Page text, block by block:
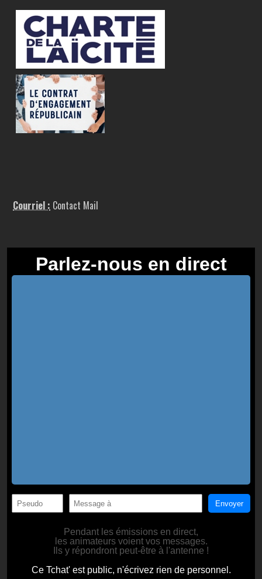
Courriel : Contact Mail